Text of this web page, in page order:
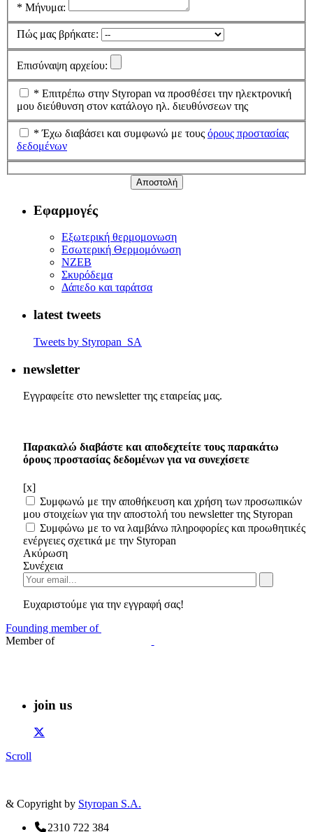
* Μήνυμα:
Πώς μας βρήκατε:
Επισύναψη αρχείου:
* Επιτρέπω στην Styropan να προσθέσει την ηλεκτρονική
μου διεύθυνση στον κατάλογο ηλ. διευθύνσεων της
* Έχω διαβάσει και συμφωνώ με τους όρους προστασίας
δεδομένων
Εφαρμογές
Eξωτερική θερμομονωση
Εσωτερική Θερμομόνωση
ΝΖΕΒ
Σκυρόδεμα
Δάπεδο και ταράτσα
latest tweets
Tweets by Styropan_SA
newsletter
Εγγραφείτε στο newsletter της εταιρείας μας.
Παρακαλώ διαβάστε και αποδεχτείτε τους παρακάτω
όρους προστασίας δεδομένων για να συνεχίσετε
[x]
Συμφωνώ με την αποθήκευση και χρήση των προσωπικών
μου στοιχείων για την αποστολή του newsletter της Styropan
Συμφώνω με το να λαμβάνω πληροφορίες και προωθητικές
ενέργειες σχετικά με την Styropan
Ακύρωση
Συνέχεια
Ευχαριστούμε για την εγγραφή σας!
Founding member of
Member of
join us
Scroll
& Copyright by Styropan S.A.
2310 722 384